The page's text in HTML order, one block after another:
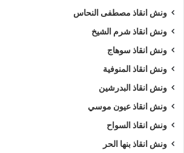
ونش انقاذ مصطفى النحاس
ونش انقاذ شرم الشيخ
ونش انقاذ سوهاج
ونش انقاذ المنوفية
ونش انقاذ البدرشين
ونش انقاذ عيون موسي
ونش انقاذ السواح
ونش انقاذ بنها الحر